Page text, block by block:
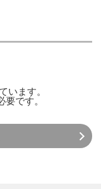
います。
要です。